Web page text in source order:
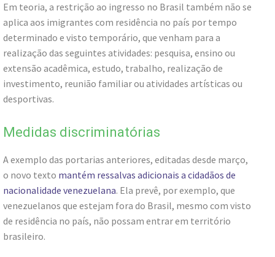
Em teoria, a restrição ao ingresso no Brasil também não se
aplica aos imigrantes com residência no país por tempo
determinado e visto temporário, que venham para a
realização das seguintes atividades: pesquisa, ensino ou
extensão acadêmica, estudo, trabalho, realização de
investimento, reunião familiar ou atividades artísticas ou
desportivas.
Medidas discriminatórias
A exemplo das portarias anteriores, editadas desde março,
o novo texto mantém ressalvas adicionais a cidadãos de
nacionalidade venezuelana. Ela prevê, por exemplo, que
venezuelanos que estejam fora do Brasil, mesmo com visto
de residência no país, não possam entrar em território
brasileiro.